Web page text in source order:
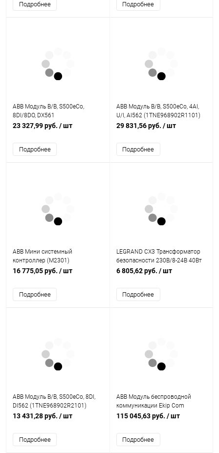
Подробнее Подробнее
ABB Модуль В/В, S500eCo,
8DI/8DO, DX561
(1TNE968902R2301)
23 327,99 руб. / шт
Подробнее
ABB Модуль В/В, S500eCo, 4AI,
U/I, AI562 (1TNE968902R1101)
29 831,56 руб. / шт
Подробнее
ABB Мини системный
контроллер (M2301)
16 775,05 руб. / шт
Подробнее
LEGRAND CX3 Трансформатор
безопасности 230В/8-24В 40Вт
(413097 )
6 805,62 руб. / шт
Подробнее
ABB Модуль В/В, S500eCo, 8DI,
DI562 (1TNE968902R2101)
13 431,28 руб. / шт
Подробнее
ABB Модуль беспроводной
коммуникации Ekip Com
Bluetooth E1.2..E6.2
115 045,63 руб. / шт
Подробнее